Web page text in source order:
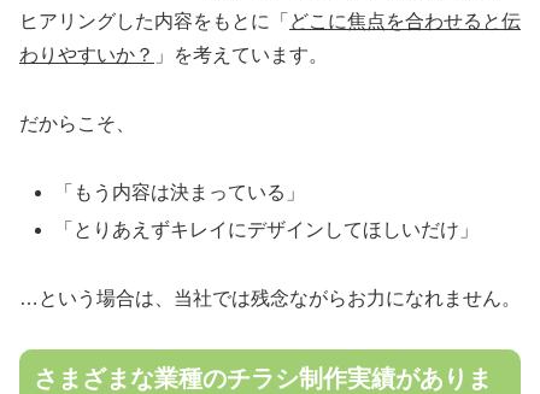
ヒアリングした内容をもとに「 どこに焦点を合わせると伝
わりやすいか？ 」を考えています。
だからこそ、
「もう内容は決まっている」
「とりあえずキレイにデザインしてほしいだけ」
…という場合は、当社では残念ながらお力になれません。
さまざまな業種のチラシ制作実績がありま